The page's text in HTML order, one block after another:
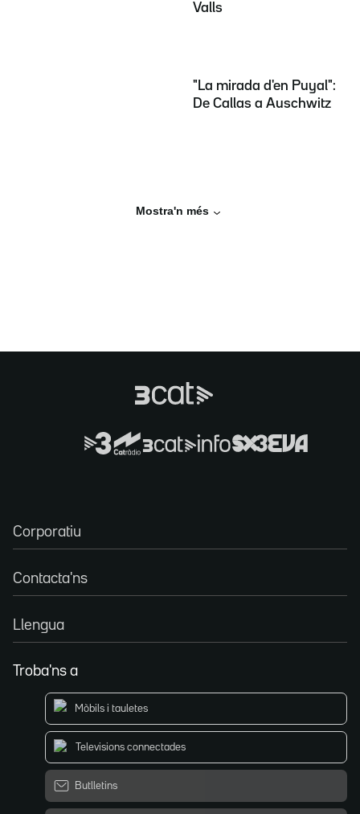
Valls
"La mirada d'en Puyal":
De Callas a Auschwitz
Mostra'n més
Corporatiu
Contacta'ns
Llengua
Troba'ns a
Mòbils i tauletes
Televisions connectades
Butlletins